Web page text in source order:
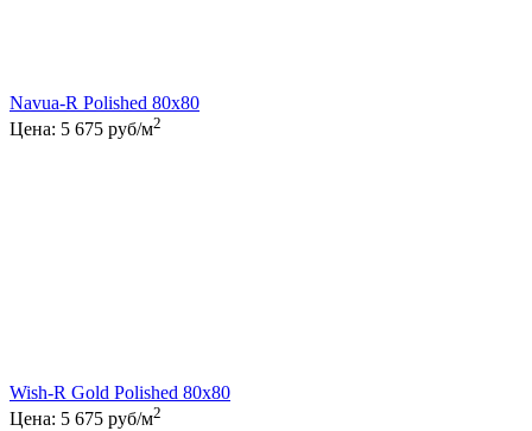
Navua-R Polished 80x80
Цена: 5 675 руб/м2
Wish-R Gold Polished 80x80
Цена: 5 675 руб/м2